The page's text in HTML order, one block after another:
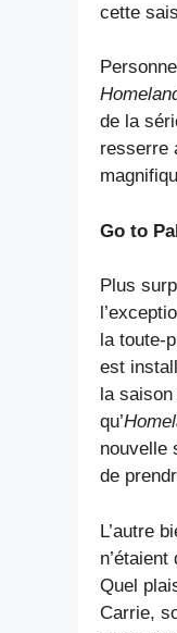
cette
de la
resserre
Go to
Plus
la toute-
est
la
qu’
nouvelle
de
L’autre
Quel
Carrie,